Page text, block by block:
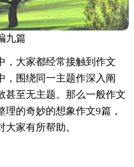
九篇
，大家都经常接触到作文
，围绕同一主题作深入阐
甚至无主题。那么一般作文
的奇妙的想象作文9篇，
家有所帮助。